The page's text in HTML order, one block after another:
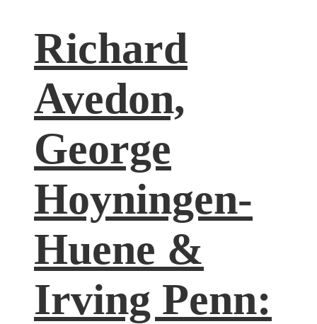
Richard
Avedon,
George
Hoyningen-
Huene &
Irving Penn: